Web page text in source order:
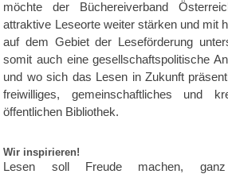
möchte der Büchereiverband
attraktive Leseorte weiter stärken und mit
auf dem Gebiet der Leseförderung
somit auch eine gesellschaftspolitische
und wo sich das Lesen in Zukunft
freiwilliges, gemeinschaftliches und
öffentlichen Bibliothek.
Wir inspirieren!
Lesen soll Freude machen,